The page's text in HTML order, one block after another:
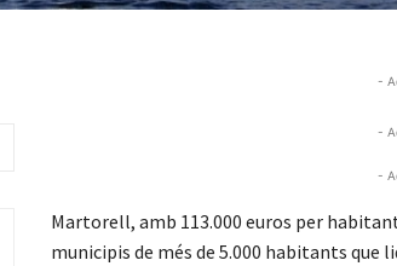
-
-
-
Martorell, amb 113.000 euros per
municipis de més de 5.000 habitants que